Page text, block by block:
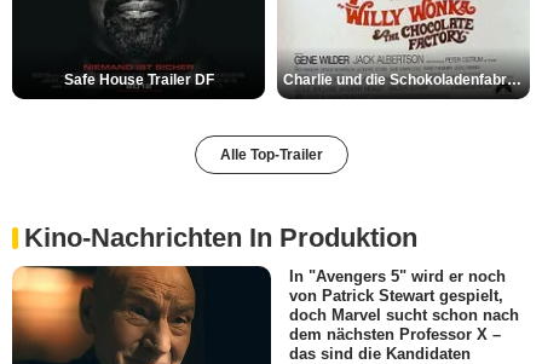
Safe House Trailer DF Charlie und die Schokoladenfabrik Trailer OV
Alle Top-Trailer
Kino-Nachrichten In Produktion
In "Avengers 5" wird er noch
von Patrick Stewart gespielt,
doch Marvel sucht schon nach
dem nächsten Professor X –
das sind die Kandidaten